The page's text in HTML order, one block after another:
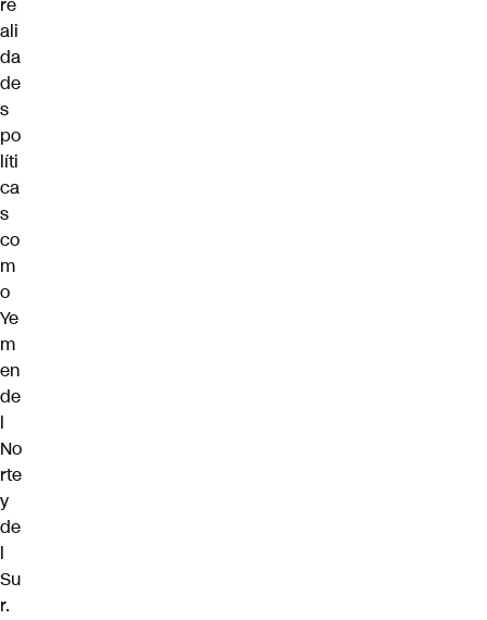
re
ali
da
de
s
po
líti
ca
s
co
m
o
Ye
m
en
de
l
No
rte
y
de
l
Su
r.